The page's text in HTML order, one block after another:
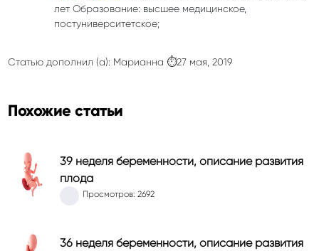
лет Образование: высшее медицинское,
постуниверситетское;
Статью дополнил (а): Марианна ⏱27 мая, 2019
Похожие статьи
39 неделя беременности, описание развития
плода
Просмотров: 2692
36 неделя беременности, описание развития